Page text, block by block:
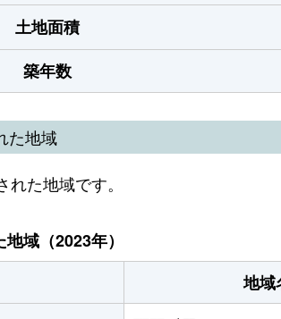
土地面積
築年数
た地域
た地域です。
域（2023年）
地域